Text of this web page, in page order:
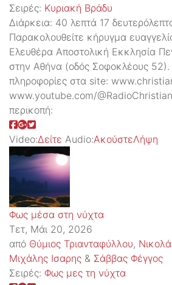
Σειρές: Kυριακή Βράδυ
Διάρκεια: 40 λεπτά 17
Παρακολουθείτε κήρυγμα
Ελευθέρα Αποστολική Εκκλησία
στην Αθήνα (οδός Σοφοκλέους 52).
πληροφορίες στα site:
www.youtube.com/
περικοπή:
Video:Δείτε Audio:ΑκούστεΛήψη
Φως μέσα στη νύχτα
Τετ, Μάι 20, 2026
από Θύμιος Τριανταφύλλου,
Μιχάλης Ισαρης & Σάββας Φέγγος
Σειρές: Φως μες τη νύχτα